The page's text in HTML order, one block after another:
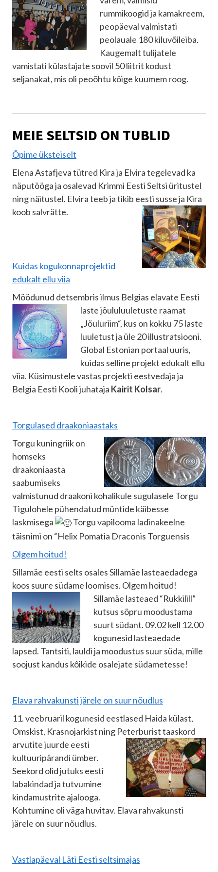
rummikoogid ja kamakreem,
peopäeval valmistati
peolauale 180 kiluvõileiba.
Kaugemalt tulijatele
vamistati külastajate soovil 50 liitrit kodust
seljanakat, mis oli peoõhtu kõige kuumem roog.
MEIE SELTSID ON TUBLID
Õpime üksteiselt
Elena Astafjeva tütred Kira ja Elvira tegelevad ka
näputööga ja osalevad Krimmi Eesti Seltsi üritustel
ning näitustel. Elvira teeb ja tikib eesti susse ja Kira
koob salvrätte.
Kuidas kogukonnaprojektid
edukalt ellu viia
Möödunud detsembris ilmus Belgias elavate Eesti
laste jõululuuletuste raamat
„Jõuluriim“, kus on kokku 75 laste
luuletust ja üle 20 illustratsiooni.
Global Estonian portaal uuris,
kuidas selline projekt edukalt ellu
viia. Küsimustele vastas projekti eestvedaja ja
Belgia Eesti Kooli juhataja Kairit Kolsar.
Torgulased draakoniaastaks
Torgu kuningriik on
homseks
draakoniaasta
saabumiseks
valmistunud draakoni kohalikule sugulasele Torgu
Tigulohele pühendatud müntide käibesse
laskmisega
Torgu vapilooma ladinakeelne
täisnimi on “Helix Pomatia Draconis Torguensis
Olgem hoitud!
Sillamäe eesti selts osales Sillamäe lasteaedadega
koos suure südame loomises. Olgem hoitud!
Sillamäe lasteaed “Rukkilill”
kutsus sõpru moodustama
suurt südant. 09.02 kell 12.00
kogunesid lasteaedade
lapsed. Tantsiti, lauldi ja moodustus suur süda, mille
soojust kandus kôikide osalejate südametesse!
Elava rahvakunsti järele on suur nõudlus
11. veebruaril kogunesid eestlased Haida külast,
Omskist, Krasnojarkist ning Peterburist taaskord
arvutite juurde eesti
kultuuripärandi ümber.
Seekord olid jutuks eesti
labakindad ja tutvumine
kindamustrite ajalooga.
Kohtumine oli väga huvitav. Elava rahvakunsti
järele on suur nõudlus.
Vastlapäeval Läti Eesti seltsimajas